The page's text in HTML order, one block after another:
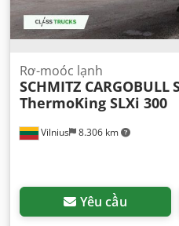
Vilnius 8.306 km
Rơ-moóc lạnh
SCHMITZ CARGOBULL
ThermoKing SLXi 300
Yêu cầu